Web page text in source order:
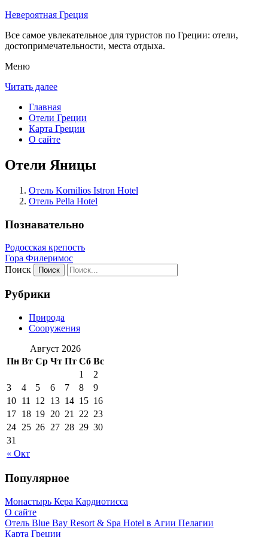
Невероятная Греция
Все самое увлекательное для туристов по Греции: отели,
достопримечательности, места отдыха.
Меню
Читать далее
Главная
Отели Греции
Карта Греции
О сайте
Отели Яницы
Отель Kornilios Istron Hotel
Отель Pella Hotel
Познавательно
Родосская крепость
Гора Филеримос
Поиск
Рубрики
Природа
Сооружения
Август 2026
Пн Вт Ср Чт Пт Сб Вс
« Окт
1
2
3
4 5 6 7 8
9
10 11 12 13 14 15 16
17 18 19 20 21 22 23
24 25 26 27 28 29 30
31
Популярное
Монастырь Кера Кардиотисса
О сайте
Отель Blue Bay Resort & Spa Hotel в Агии Пелагии
Карта Греции